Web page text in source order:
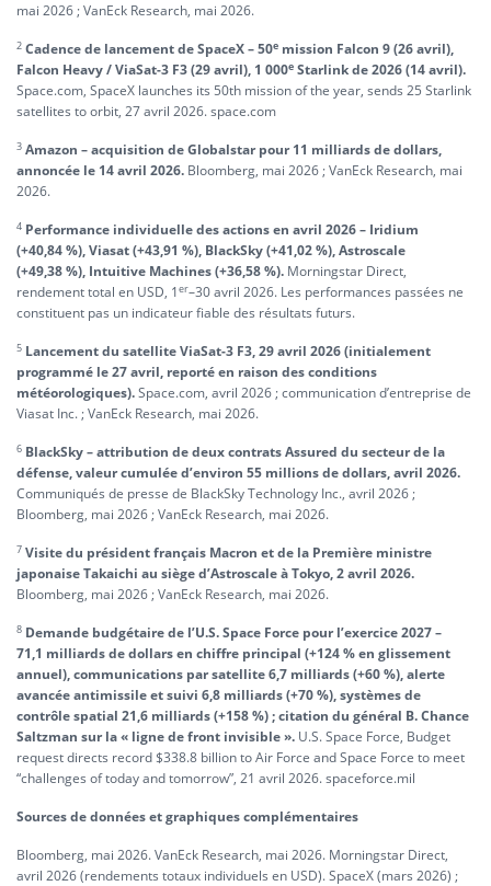
mai 2026 ; VanEck Research, mai 2026.
2 Cadence de lancement de SpaceX – 50e mission Falcon 9 (26 avril),
Falcon Heavy / ViaSat-3 F3 (29 avril), 1 000e Starlink de 2026 (14 avril).
Space.com, SpaceX launches its 50th mission of the year, sends 25 Starlink
satellites to orbit, 27 avril 2026. space.com
3 Amazon – acquisition de Globalstar pour 11 milliards de dollars,
annoncée le 14 avril 2026. Bloomberg, mai 2026 ; VanEck Research, mai
2026.
4 Performance individuelle des actions en avril 2026 – Iridium
(+40,84 %), Viasat (+43,91 %), BlackSky (+41,02 %), Astroscale
(+49,38 %), Intuitive Machines (+36,58 %). Morningstar Direct,
rendement total en USD, 1er–30 avril 2026. Les performances passées ne
constituent pas un indicateur fiable des résultats futurs.
5 Lancement du satellite ViaSat-3 F3, 29 avril 2026 (initialement
programmé le 27 avril, reporté en raison des conditions
météorologiques).Space.com, avril 2026 ; communication d’entreprise de
Viasat Inc. ; VanEck Research, mai 2026.
6 BlackSky – attribution de deux contrats Assured du secteur de la
défense, valeur cumulée d’environ 55 millions de dollars, avril 2026.
Communiqués de presse de BlackSky Technology Inc., avril 2026 ;
Bloomberg, mai 2026 ; VanEck Research, mai 2026.
7 Visite du président français Macron et de la Première ministre
japonaise Takaichi au siège d’Astroscale à Tokyo, 2 avril 2026.
Bloomberg, mai 2026 ; VanEck Research, mai 2026.
8 Demande budgétaire de l’U.S. Space Force pour l’exercice 2027 –
71,1 milliards de dollars en chiffre principal (+124 % en glissement
annuel), communications par satellite 6,7 milliards (+60 %), alerte
avancée antimissile et suivi 6,8 milliards (+70 %), systèmes de
contrôle spatial 21,6 milliards (+158 %) ; citation du général B. Chance
Saltzman sur la « ligne de front invisible ». U.S. Space Force, Budget
request directs record $338.8 billion to Air Force and Space Force to meet
“challenges of today and tomorrow”, 21 avril 2026. spaceforce.mil
Sources de données et graphiques complémentaires
Bloomberg, mai 2026. VanEck Research, mai 2026. Morningstar Direct,
avril 2026 (rendements totaux individuels en USD). SpaceX (mars 2026) ;